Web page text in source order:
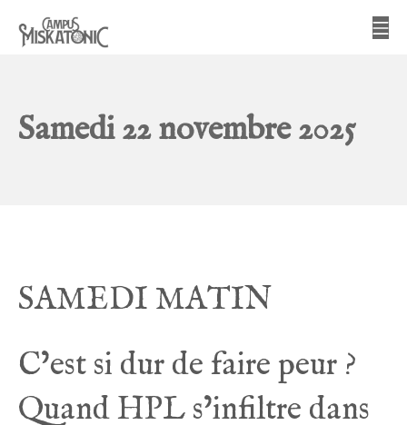
contenu
Campus Miskatonic
Samedi 22 novembre 2025
SAMEDI MATIN
C’est si dur de faire peur ?
Quand HPL s’infiltre dans